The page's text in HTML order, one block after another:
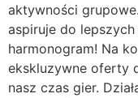
aktywności
aspiruje do
harmonogram! Na
ekskluzywne oferty
nasz czas gier.